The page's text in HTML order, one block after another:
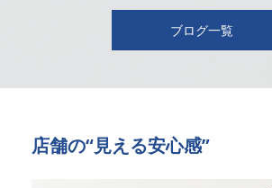
ブログ一覧
店舗の“見える安心感”